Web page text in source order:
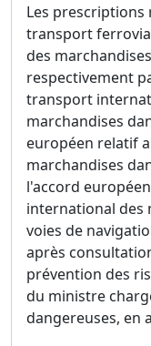
Les prescriptions
transport
des
respectivement
transport
marchandises
européen relatif
marchandises
l'accord
international des
voies de
après
prévention des
du ministre
dangereuses, en